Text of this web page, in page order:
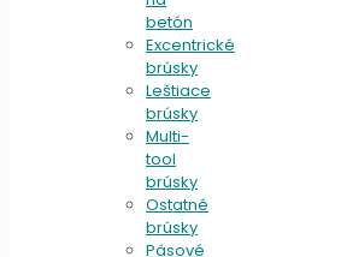
betón
Excentrické
brúsky
Leštiace
brúsky
Multi-
tool
brúsky
Ostatné
brúsky
Pásové